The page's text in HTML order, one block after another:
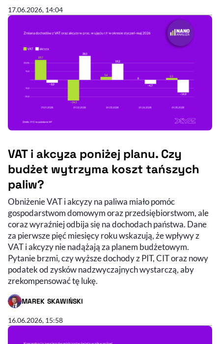
17.06.2026, 14:04
VAT i akcyza poniżej planu. Czy
budżet wytrzyma koszt tańszych
paliw?
Obniżenie VAT i akcyzy na paliwa miało pomóc
gospodarstwom domowym oraz przedsiębiorstwom, ale
coraz wyraźniej odbija się na dochodach państwa. Dane
za pierwsze pięć miesięcy roku wskazują, że wpływy z
VAT i akcyzy nie nadążają za planem budżetowym.
Pytanie brzmi, czy wyższe dochody z PIT, CIT oraz nowy
podatek od zysków nadzwyczajnych wystarczą, aby
zrekompensować tę lukę.
MAREK SKAWIŃSKI
- AUTOR ARTYKUŁU - PROFIL
16.06.2026, 15:58